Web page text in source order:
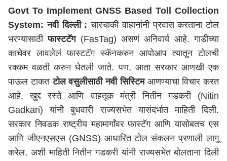
Govt To Implement GNSS Based Toll Collection
System:नवी दिल्ली: चारचाकी वाहानांनी प्रवास करताना टोल
भरण्यासाठीफास्टटॅग (FasTag) असणं अनिवार्य आहे. गाडीच्या
काचेवर लावलेलं फास्टटॅग स्कॅनकरुन आपोआप त्यातून टोलची
रक्कम वळती करुन घेतली जाते. पण, आता सरकार आणखी एक
पाऊल टाकतटोल वसुलीसाठी नवी सिस्टिमआणण्याचा विचार करत
आहे. खुद्द रस्ते आणि वाहतूक मंत्री नितीन गडकरी (Nitin
Gadkari) यांनी बुधवारी राज्यसभेत यासंदर्भात माहिती दिली.
सरकार निवडक राष्ट्रीय महामार्गांवर फास्टॅग आणि यासोबतच एस
आणि जीएनएसएस (GNSS) आधारित टोल संकलन प्रणाली लागू
करेल, अशी माहिती नितीन गडकरी यांनी राज्यसभेत बोलताना दिली